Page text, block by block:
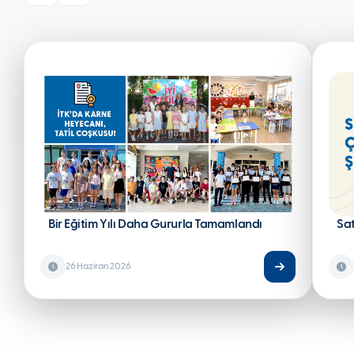
Bir Eğitim Yılı Daha Gururla Tamamlandı
26 Haziran 2026